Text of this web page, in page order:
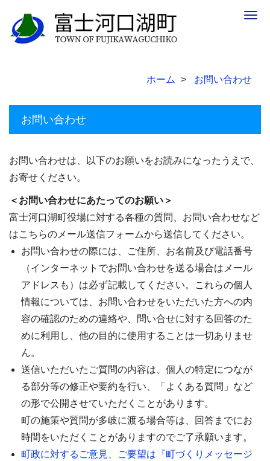
ホーム お問い合わせ
お問い合わせ
お問い合わせは、以下のお願いをお読みになったうえで、
お寄せください。
＜お問い合わせにあたってのお願い＞
富士河口湖町役場に対する各種の質問、お問い合わせなど
はこちらのメール送信フォームから送信してください。
お問い合わせの際には、ご住所、お名前及び電話番号
（インターネットでお問い合わせを送る場合はメール
アドレスも）は必ず記載してください。これらの個人
情報については、お問い合わせをいただいた方への内
容の確認のための連絡や、問い合せに対する回答のた
めに利用し、他の目的に使用することは一切ありませ
ん。
送信いただいたご質問の内容は、個人の特定につなが
る部分等の修正や要約を行い、「よくある質問」など
の形で公開させていただくことがあります。
町の施策や質問が多岐に渡る場合等は、回答までにお
時間をいただくことがありますのでご了承願います。
町政に対するご意見、ご要望は『町づくりメッセージ